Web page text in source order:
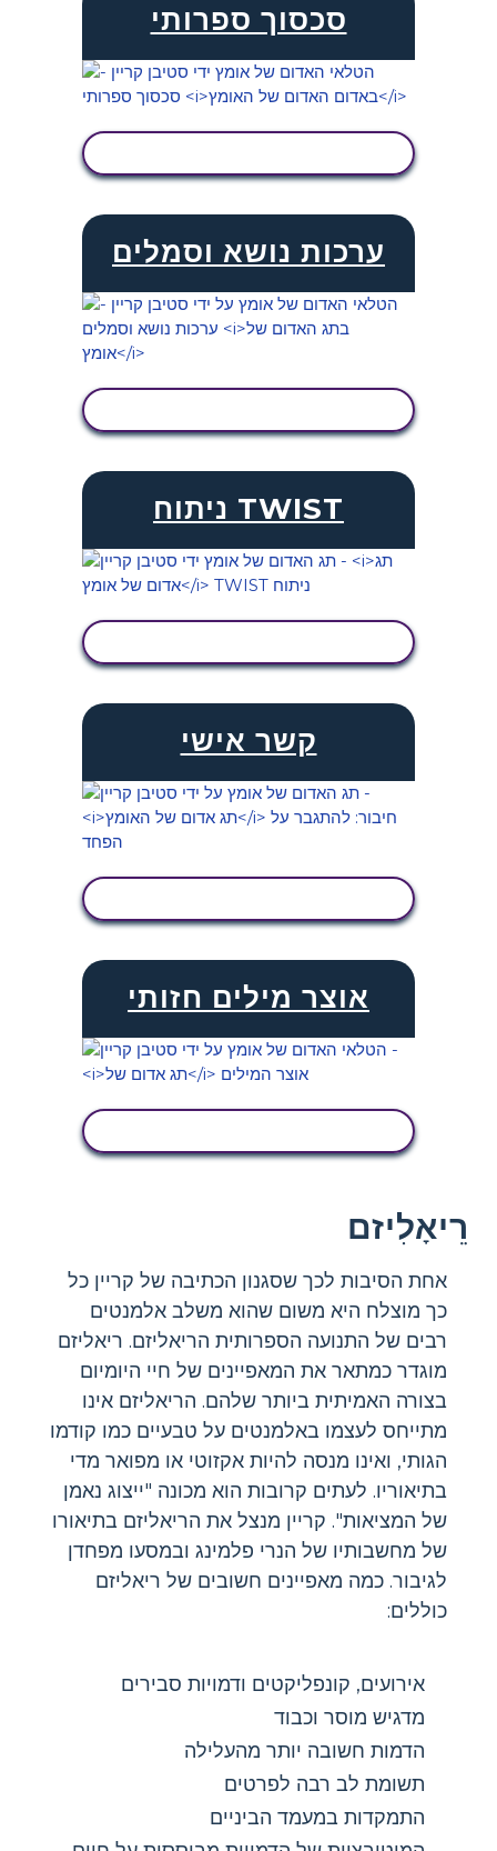
סכסוך ספרותי
ערכות נושא וסמלים
ניתוח TWIST
קשר אישי
אוצר מילים חזותי
רֵיאָלִיזם
אחת הסיבות לכך שסגנון הכתיבה של קריין כל
כך מוצלח היא משום שהוא משלב אלמנטים
רבים של התנועה הספרותית הריאליזם. ריאליזם
מוגדר כמתאר את המאפיינים של חיי היומיום
בצורה האמיתית ביותר שלהם. הריאליזם אינו
מתייחס לעצמו באלמנטים על טבעיים כמו קודמו
הגותי, ואינו מנסה להיות אקזוטי או מפואר מדי
בתיאוריו. לעתים קרובות הוא מכונה "ייצוג נאמן
של המציאות". קריין מנצל את הריאליזם בתיאורו
של מחשבותיו של הנרי פלמינג ובמסעו מפחדן
לגיבור. כמה מאפיינים חשובים של ריאליזם
כוללים:
אירועים, קונפליקטים ודמויות סבירים
מדגיש מוסר וכבוד
הדמות חשובה יותר מהעלילה
תשומת לב רבה לפרטים
התמקדות במעמד הביניים